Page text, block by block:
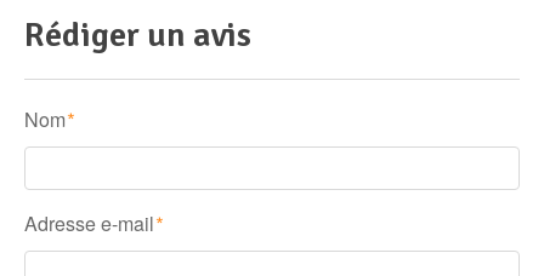
Rédiger un avis
Nom *
Adresse e-mail *